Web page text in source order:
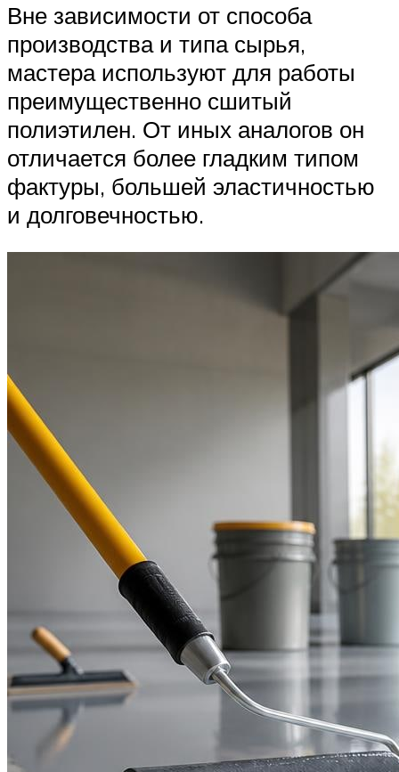
Вне зависимости от способа
производства и типа сырья,
мастера используют для работы
преимущественно сшитый
полиэтилен. От иных аналогов он
отличается более гладким типом
фактуры, большей эластичностью
и долговечностью.